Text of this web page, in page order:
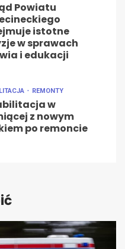
Powiatu
istotne
w sprawach
i edukacji
REMONTY
w
z nowym
po remoncie